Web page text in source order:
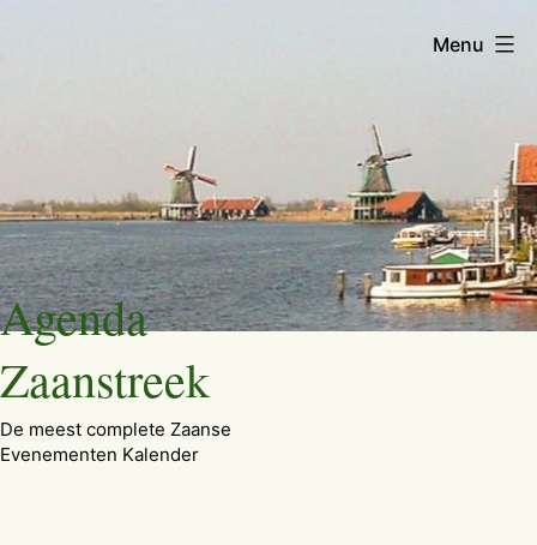
Ga
naar
de
inhoud
Agenda
Zaanstreek
De meest complete Zaanse
Evenementen Kalender
Menu